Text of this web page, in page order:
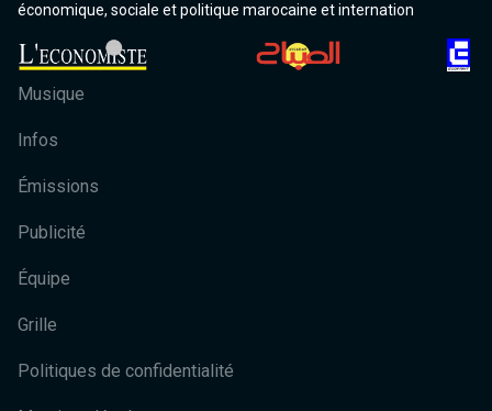
économique, sociale et politique marocaine et internation
Musique
Infos
Émissions
Publicité
Équipe
Grille
Politiques de confidentialité